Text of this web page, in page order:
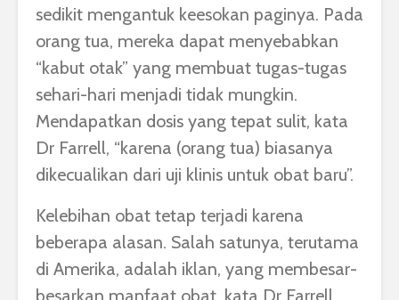
sedikit mengantuk keesokan paginya. Pada
orang tua, mereka dapat menyebabkan
“kabut otak” yang membuat tugas-tugas
sehari-hari menjadi tidak mungkin.
Mendapatkan dosis yang tepat sulit, kata
Dr Farrell, “karena (orang tua) biasanya
dikecualikan dari uji klinis untuk obat baru”.
Kelebihan obat tetap terjadi karena
beberapa alasan. Salah satunya, terutama
di Amerika, adalah iklan, yang membesar-
besarkan manfaat obat, kata Dr Farrell.